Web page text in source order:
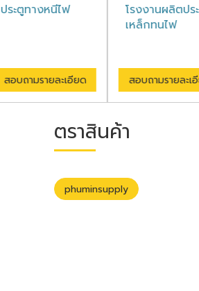
ประตูทางหนีไฟ
สอบถามรายละเอียด
โรงงานผลิตปร
เหล็กทนไฟ
สอบถามรายละเ
ตราสินค้า
phuminsupply